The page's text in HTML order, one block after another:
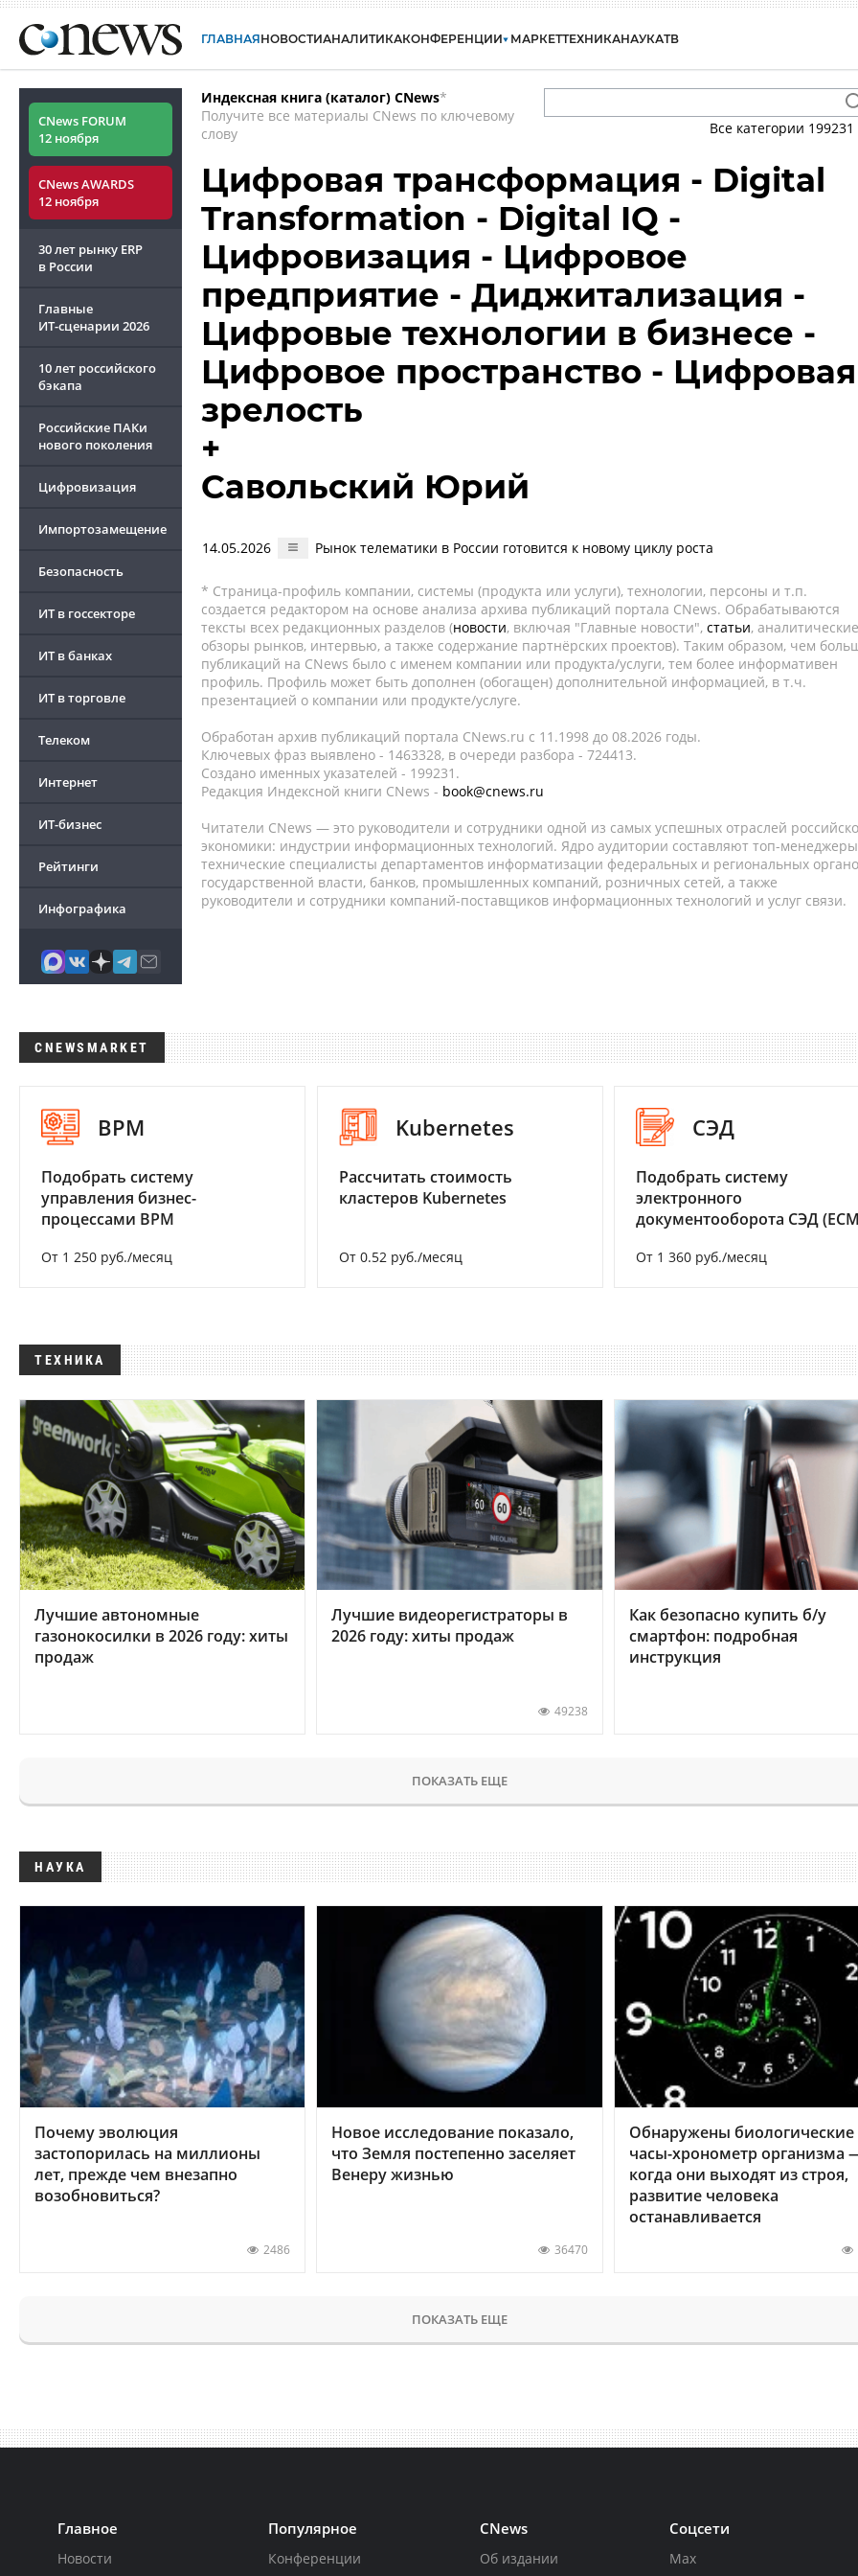
ГЛАВНАЯНОВОСТИАНАЛИТИКАКОНФЕРЕНЦИИ МАРКЕТТЕХНИКАНАУКАТВ
CNews FORUM
12 ноября
CNews AWARDS
12 ноября
30 лет рынку ERP
в России
Главные
ИТ-сценарии 2026
10 лет российского
бэкапа
Российские ПАКи
нового поколения
Цифровизация
Импортозамещение
Безопасность
ИТ в госсекторе
ИТ в банках
ИТ в торговле
Телеком
Интернет
ИТ-бизнес
Рейтинги
Инфографика
Индексная книга (каталог) CNews*
Получите все материалы CNews по ключевому
слову
Все категории 199231
Цифровая трансформация - Digital
Transformation - Digital IQ -
Цифровизация - Цифровое
предприятие - Диджитализация -
Цифровые технологии в бизнесе -
Цифровое пространство - Цифровая
зрелость
+
Савольский Юрий
14.05.2026 Рынок телематики в России готовится к новому циклу роста
* Страница-профиль компании, системы (продукта или услуги), технологии, персоны и т.п.
создается редактором на основе анализа архива публикаций портала CNews. Обрабатываются
тексты всех редакционных разделов (новости, включая "Главные новости", статьи, аналитические
обзоры рынков, интервью, а также содержание партнёрских проектов). Таким образом, чем
публикаций на CNews было с именем компании или продукта/услуги, тем более информативен
профиль. Профиль может быть дополнен (обогащен) дополнительной информацией, в т.ч.
презентацией о компании или продукте/услуге.
Обработан архив публикаций портала CNews.ru c 11.1998 до 08.2026 годы.
Ключевых фраз выявлено - 1463328, в очереди разбора - 724413.
Создано именных указателей - 199231.
Редакция Индексной книги CNews - book@cnews.ru
Читатели CNews — это руководители и сотрудники одной из самых успешных отраслей
экономики: индустрии информационных технологий. Ядро аудитории составляют топ-
технические специалисты департаментов информатизации федеральных и региональных
государственной власти, банков, промышленных компаний, розничных сетей, а также
руководители и сотрудники компаний-поставщиков информационных технологий и услуг связи.
CNEWSMARKET
BPM
Подобрать систему
управления бизнес-
процессами BPM
От 1 250 руб./месяц
Kubernetes
Рассчитать стоимость
кластеров Kubernetes
От 0.52 руб./месяц
СЭД
Подобрать систему
электронного
документооборота СЭД
От 1 360 руб./месяц
ТЕХНИКА
Лучшие автономные
газонокосилки в 2026 году: хиты
продаж
Лучшие видеорегистраторы в
2026 году: хиты продаж
49238
Как безопасно купить б/у
смартфон: подробная
инструкция
ПОКАЗАТЬ ЕЩЕ
НАУКА
Почему эволюция
застопорилась на миллионы
лет, прежде чем внезапно
возобновиться?
2486
Новое исследование показало,
что Земля постепенно заселяет
Венеру жизнью
36470
Обнаружены биологические
часы-хронометр организма
когда они выходят из строя,
развитие человека
останавливается
ПОКАЗАТЬ ЕЩЕ
Главное
Новости
Популярное
Конференции
CNews
Об издании
Соцсети
Max